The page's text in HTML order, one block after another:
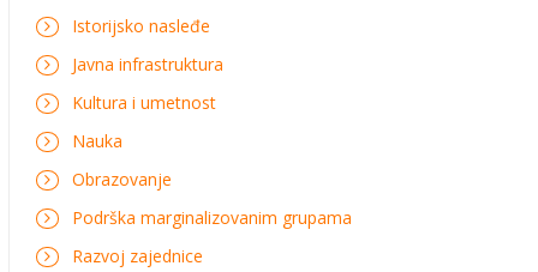
Istorijsko nasleđe
Javna infrastruktura
Kultura i umetnost
Nauka
Obrazovanje
Podrška marginalizovanim grupama
Razvoj zajednice